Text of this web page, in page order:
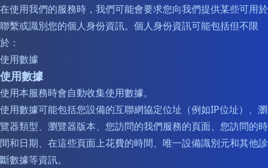
在使用我們的服務時，我們可能會要求您向我們提供某些可用於
聯繫或識別您的個人身份資訊。個人身份資訊可能包括但不限
於：
使用數據
使用數據
使用本服務時會自動收集使用數據。
使用數據可能包括您設備的互聯網協定位址（例如IP位址）、瀏
覽器類型、瀏覽器版本、您訪問的我們服務的頁面、您訪問的時
間和日期、在這些頁面上花費的時間、唯一設備識別元和其他診
斷數據等資訊。